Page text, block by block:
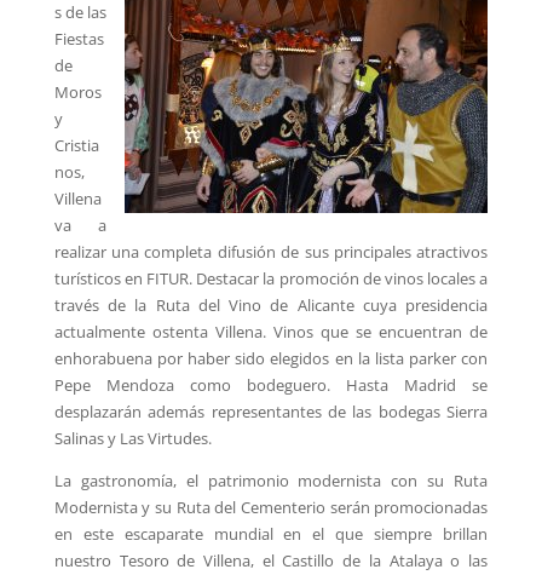
s de las
Fiestas
de
Moros
y
Cristia
nos,
Villena
va a
realizar una completa difusión de sus principales atractivos
turísticos en FITUR. Destacar la promoción de vinos locales a
través de la Ruta del Vino de Alicante cuya presidencia
actualmente ostenta Villena. Vinos que se encuentran de
enhorabuena por haber sido elegidos en la lista parker con
Pepe Mendoza como bodeguero. Hasta Madrid se
desplazarán además representantes de las bodegas Sierra
Salinas y Las Virtudes.
La gastronomía, el patrimonio modernista con su Ruta
Modernista y su Ruta del Cementerio serán promocionadas
en este escaparate mundial en el que siempre brillan
nuestro Tesoro de Villena, el Castillo de la Atalaya o las